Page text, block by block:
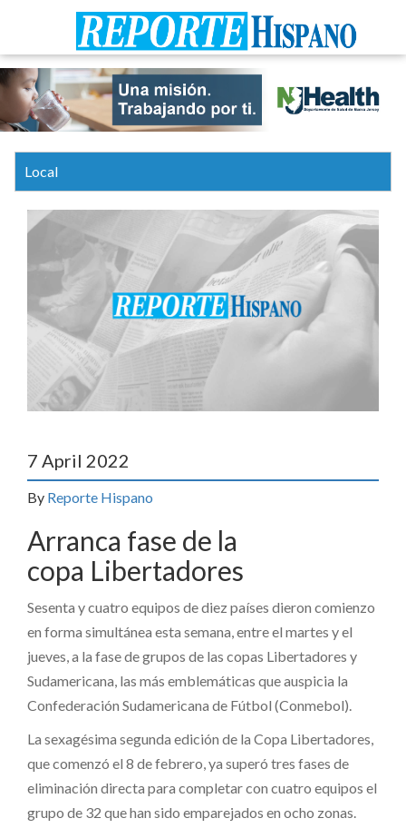
7 April 2022
By Reporte Hispano
Arranca fase de la
copa Libertadores
Sesenta y cuatro equipos de diez países dieron comienzo
en forma simultánea esta semana, entre el martes y el
jueves, a la fase de grupos de las copas Libertadores y
Sudamericana, las más emblemáticas que auspicia la
Confederación Sudamericana de Fútbol (Conmebol).
La sexagésima segunda edición de la Copa Libertadores,
que comenzó el 8 de febrero, ya superó tres fases de
eliminación directa para completar con cuatro equipos el
grupo de 32 que han sido emparejados en ocho zonas.